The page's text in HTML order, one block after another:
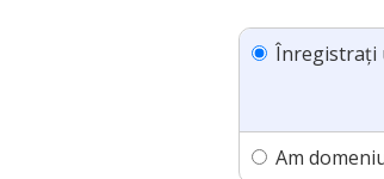
Înregistrați
Am